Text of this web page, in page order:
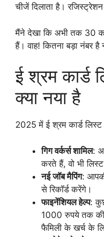
चीजें दिलाता है।
मैंने देखा कि अभी तक 30
हैं। वाह! कितना बड़ा नंबर है
ई श्रम कार्ड
क्या नया है
2025 में ई श्रम कार्ड
गिग वर्कर्स शामिल:
करते हैं, वो भी
नई जॉब मैपिंग:
से रिकॉर्ड करेंगे।
फाइनेंशियल हेल्प:
1000 रुपये तक
फैमिली के खर्च के